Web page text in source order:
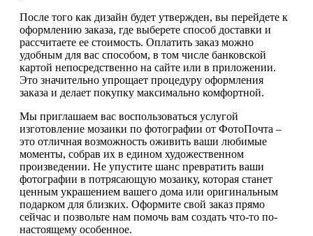
После того как дизайн будет утвержден, вы перейдете к
оформлению заказа, где выберете способ доставки и
рассчитаете ее стоимость. Оплатить заказ можно
удобным для вас способом, в том числе банковской
картой непосредственно на сайте или в приложении.
Это значительно упрощает процедуру оформления
заказа и делает покупку максимально комфортной.
Мы приглашаем вас воспользоваться услугой
изготовление мозаики по фотографии от ФотоПочта –
это отличная возможность оживить ваши любимые
моменты, собрав их в едином художественном
произведении. Не упустите шанс превратить ваши
фотографии в потрясающую мозаику, которая станет
ценным украшением вашего дома или оригинальным
подарком для близких. Оформите свой заказ прямо
сейчас и позвольте нам помочь вам создать что-то по-
настоящему особенное.